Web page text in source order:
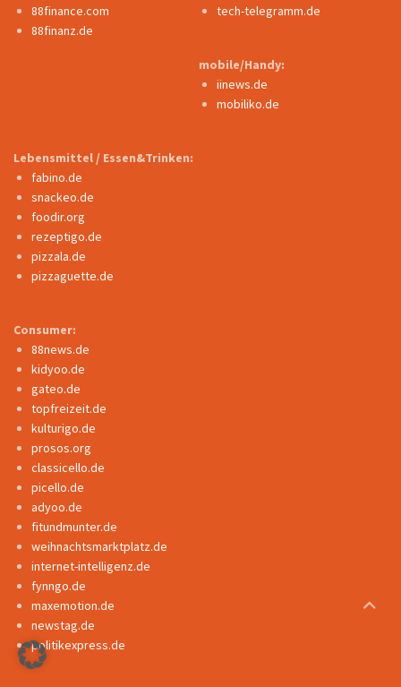
88finance.com
88finanz.de
tech-telegramm.de
mobile/Handy:
iinews.de
mobiliko.de
Lebensmittel / Essen&Trinken:
fabino.de
snackeo.de
foodir.org
rezeptigo.de
pizzala.de
pizzaguette.de
Consumer:
88news.de
kidyoo.de
gateo.de
topfreizeit.de
kulturigo.de
prosos.org
classicello.de
picello.de
adyoo.de
fitundmunter.de
weihnachtsmarktplatz.de
internet-intelligenz.de
fynngo.de
maxemotion.de
newstag.de
politikexpress.de